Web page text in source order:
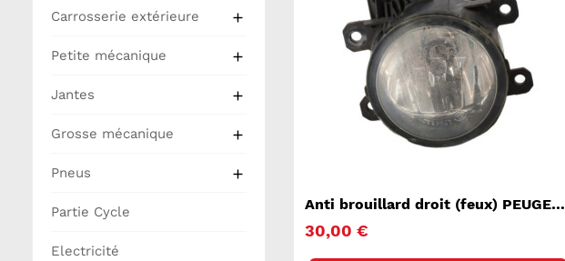
Carrosserie extérieure 
Petite mécanique 
Jantes 
Grosse mécanique 
Pneus 
Partie Cycle
Electricité
Anti brouillard droit (feux) PEUGEOT
30,00 €